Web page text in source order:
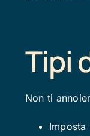
Tipi
Non ti